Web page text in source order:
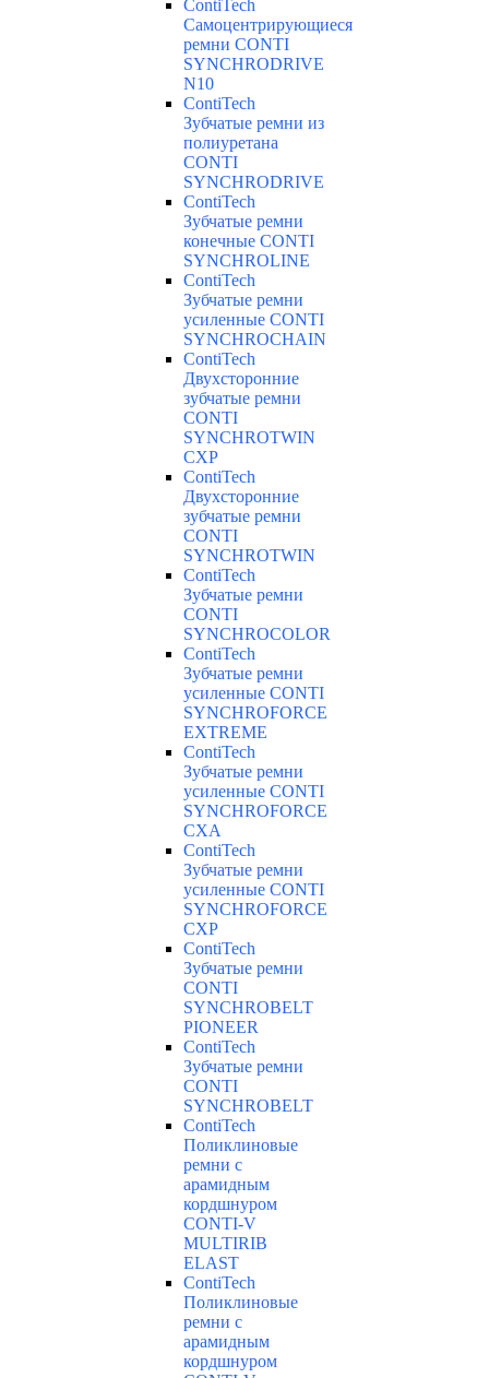
ContiTech
Самоцентрирующиеся
ремни CONTI
SYNCHRODRIVE
N10
ContiTech
Зубчатые ремни из
полиуретана
CONTI
SYNCHRODRIVE
ContiTech
Зубчатые ремни
конечные CONTI
SYNCHROLINE
ContiTech
Зубчатые ремни
усиленные CONTI
SYNCHROCHAIN
ContiTech
Двухсторонние
зубчатые ремни
CONTI
SYNCHROTWIN
CXP
ContiTech
Двухсторонние
зубчатые ремни
CONTI
SYNCHROTWIN
ContiTech
Зубчатые ремни
CONTI
SYNCHROCOLOR
ContiTech
Зубчатые ремни
усиленные CONTI
SYNCHROFORCE
EXTREME
ContiTech
Зубчатые ремни
усиленные CONTI
SYNCHROFORCE
CXA
ContiTech
Зубчатые ремни
усиленные CONTI
SYNCHROFORCE
CXP
ContiTech
Зубчатые ремни
CONTI
SYNCHROBELT
PIONEER
ContiTech
Зубчатые ремни
CONTI
SYNCHROBELT
ContiTech
Поликлиновые
ремни с
арамидным
кордшнуром
CONTI-V
MULTIRIB
ELAST
ContiTech
Поликлиновые
ремни с
арамидным
кордшнуром